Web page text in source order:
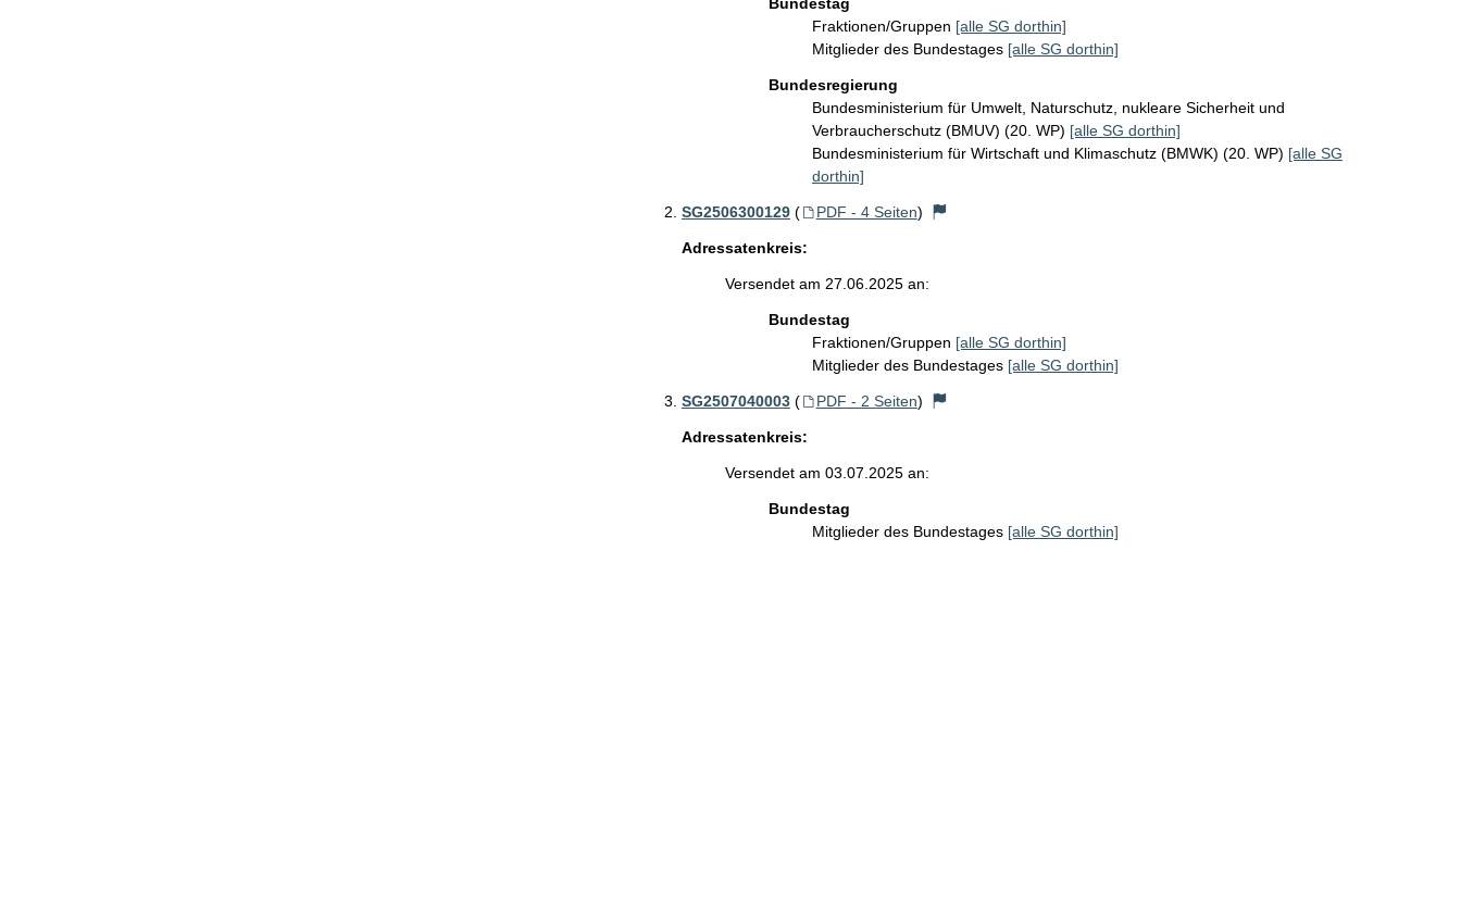
Fraktionen/Gruppen [alle SG dorthin]
Mitglieder des Bundestages [alle SG dorthin]
Bundesregierung
Bundesministerium für Umwelt, Naturschutz, nukleare Sicherheit und
Verbraucherschutz (BMUV) (20. WP) [alle SG dorthin]
Bundesministerium für Wirtschaft und Klimaschutz (BMWK) (20. WP) [alle SG
dorthin]
SG2506300129 ( PDF - 4 Seiten)
Adressatenkreis:
Versendet am 27.06.2025 an:
Bundestag
Fraktionen/Gruppen [alle SG dorthin]
Mitglieder des Bundestages [alle SG dorthin]
SG2507040003 ( PDF - 2 Seiten)
Adressatenkreis:
Versendet am 03.07.2025 an:
Bundestag
Mitglieder des Bundestages [alle SG dorthin]